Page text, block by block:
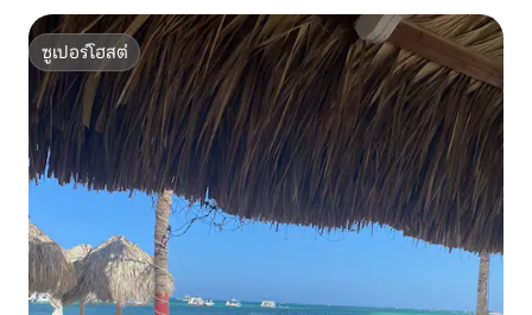
ซูเปอร์โฮสต์
ซูเปอร์โฮสต์